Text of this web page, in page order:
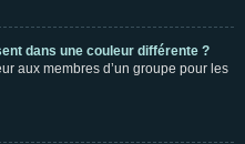
dans une couleur différente ?
aux membres d’un groupe pour les